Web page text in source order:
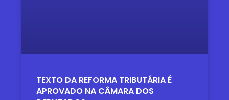
TEXTO DA REFORMA TRIBUTÁRIA É
APROVADO NA CÂMARA DOS